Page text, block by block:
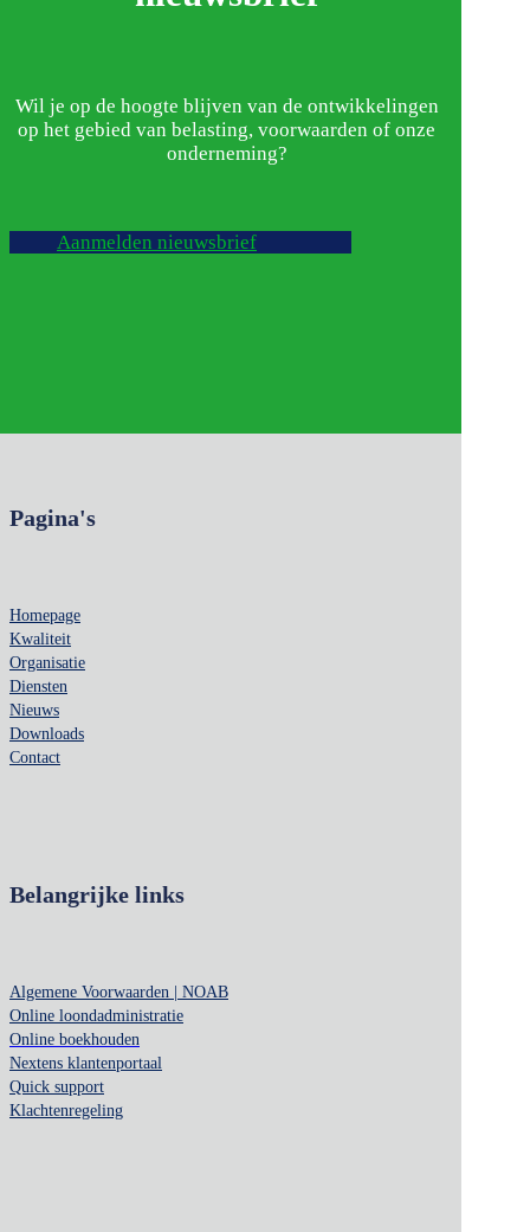
Wil je op de hoogte blijven van de ontwikkelingen
op het gebied van belasting, voorwaarden of onze
onderneming?
Aanmelden nieuwsbrief
Pagina's
Homepage
Kwaliteit
Organisatie
Diensten
Nieuws
Downloads
Contact
Belangrijke links
Algemene Voorwaarden | NOAB
Online loondadministratie
Online boekhouden
Nextens klantenportaal
Quick support
Klachtenregeling